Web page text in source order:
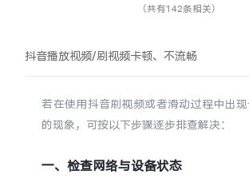
X300 E
（共有142条相关）
抖音播放视频/刷视频卡顿、不流畅
若在使用抖音刷视频或者滑动过程中出
的现象，可按以下步骤逐步排查解决：
一、检查网络与设备状态